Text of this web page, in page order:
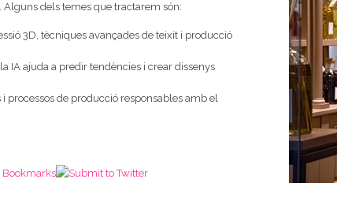
dels temes que tractarem són:
3D, tècniques avançades de teixit i producció
IA ajuda a predir tendències i crear dissenys
processos de producció responsables amb el